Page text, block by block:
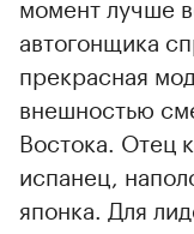
автогонщика
прекрасная
внешностью
Востока. Отец
испанец,
японка. Для